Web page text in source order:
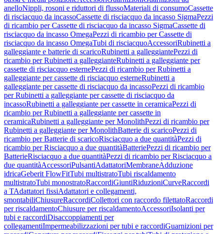
anelloNippli, rosoni e riduttori di flussoMateriali di consumoCassette
di risciacquo da incassoCassette di risciacquo da incasso SigmaPezzi
di ricambio per Cassette di risciacquo da incasso SigmaCassette di
risciacquo da incasso OmegaPezzi di ricambio per Cassette di
risciacquo da incasso OmegaTubi di risciacquoAccessoriRubinetti a
galleggiante e batterie di scaricoRubinetti a galleggiantePezzi di
ricambio per Rubinetti a galleggianteRubinetti a galleggiante per
cassette di risciacquo esternePezzi di ricambio per Rubinetti a
galleggiante per cassette di risciacquo esterneRubinetti a
galleggiante per cassette di risciacquo da incassoPezzi di ricambio
per Rubinetti a galleggiante per cassette di risciacquo da
incassoRubinetti a galleggiante per cassette in ceramicaPezzi di
ricambio per Rubinetti a galleggiante per cassette in
ceramicaRubinetti a galleggiante per MonolithPezzi di ricambio per
Rubinetti a galleggiante per MonolithBatterie di scaricoPezzi di
ricambio per Batterie di scaricoRisciacquo a due quantitàPezzi di
ricambio per Risciacquo a due quantitàBatteriePezzi di ricambio per
BatterieRisciacquo a due quantitàPezzi di ricambio per Risciacquo a
due quantitàAccessoriPulsantiAdattatoriMembraneAdduzione
idricaGeberit FlowFitTubi multistratoTubi riscaldamento
multistratoTubi monostratoRaccordiGiuntiRiduzioniCurveRaccordi
a TAdattatori fissiAdattatori e collegamenti,
smontabiliChiusureRaccordiCollettori con raccordo filettatoRaccordi
per riscaldamentoChiusure per riscaldamentoAccessoriIsolanti per
tubi e raccordiDisaccoppiamenti per
collegamentiImpermeabilizzazioni per tubi e raccordiGuarnizioni per